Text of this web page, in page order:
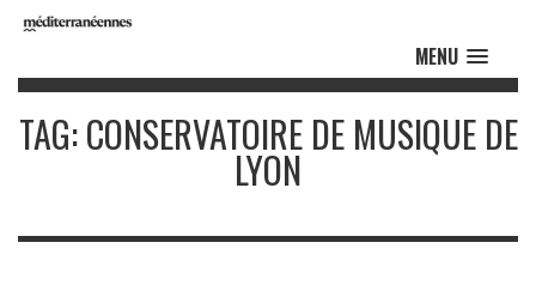
MENU
TAG: CONSERVATOIRE DE MUSIQUE DE
LYON